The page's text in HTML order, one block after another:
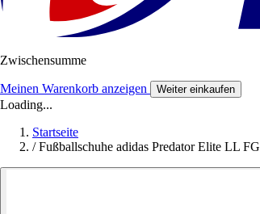
Zwischensumme
Meinen Warenkorb anzeigen Weiter einkaufen
Loading...
Startseite
/ Fußballschuhe adidas Predator Elite LL FG